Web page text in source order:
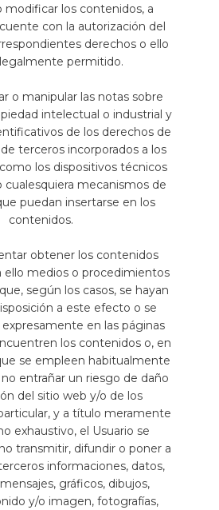
modificar los contenidos, a
con la autorización del
derechos o ello
permitido.
o manipular las notas sobre
intelectual o industrial y
de los derechos de
terceros incorporados a los
los dispositivos técnicos
mecanismos de
puedan insertarse en los
contenidos.
obtener los contenidos
ello medios o procedimientos
según los casos, se hayan
a este efecto o se
en las páginas
los contenidos o, en
se empleen habitualmente
entrañar un riesgo de daño
del sitio web y/o de los
y a título meramente
exhaustivo, el Usuario se
transmitir, difundir o poner a
informaciones, datos,
gráficos, dibujos,
y/o imagen, fotografías,